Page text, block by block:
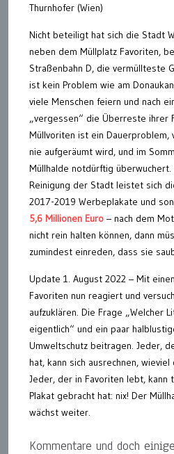
Thurnhofer (Wien)
Nicht beteiligt hat sich die Stadt
neben dem Müllplatz Favoriten,
Straßenbahn D, die vermüllteste
ist kein Problem wie am
viele Menschen feiern und nach
„vergessen“ die Überreste ihrer
Müllvoriten ist ein Dauerproblem,
nie aufgeräumt wird, und im
Müllhalde notdürftig
Reinigung der Stadt leistet sich
2017-2019 Werbeplakate und
5,6 Millionen Euro – nach dem
nicht rein halten können, dann
zumindest einreden, dass sie
Update 1. August 2022 – Mit
Favoriten nun reagiert und
aufzuklären. Die Frage „Welcher
eigentlich“ und ein paar
Umweltschutz beitragen. Jeder,
hat, kann sich ausrechnen,
Jeder, der in Favoriten lebt, kann
Plakat gebracht hat: nix! Der
wächst weiter.
Kommentare und doch